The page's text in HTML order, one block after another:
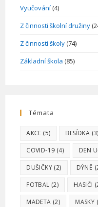
Vyučování (4)
Z činnosti školní družiny
Z činnosti školy (74)
Základní škola (85)
Témata
AKCE (5) BESÍDKA (3)
COVID-19 (4) DEN
DUŠIČKY (2) DÝNĚ
FOTBAL (2) HASIČI
MADETA (2) MASKY